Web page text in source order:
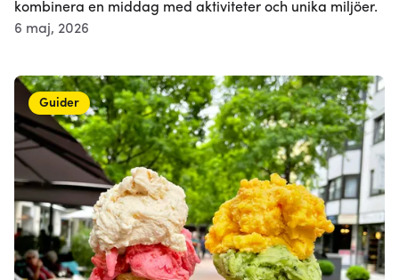
kombinera en middag med aktiviteter och unika miljöer.
6 maj, 2026
Guider